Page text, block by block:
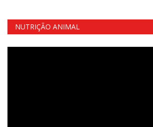
NUTRIÇÃO ANIMAL